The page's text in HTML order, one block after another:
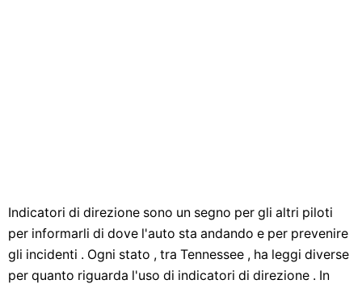
Indicatori di direzione sono un segno per gli altri piloti
per informarli di dove l'auto sta andando e per prevenire
gli incidenti . Ogni stato , tra Tennessee , ha leggi diverse
per quanto riguarda l'uso di indicatori di direzione . In